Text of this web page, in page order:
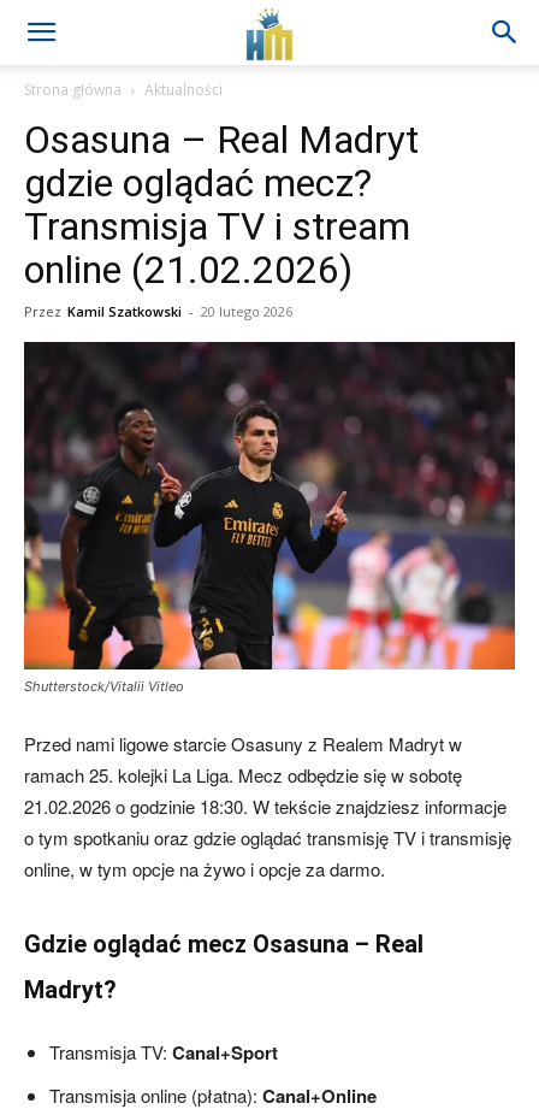
Strona główna Aktualności
Osasuna – Real Madryt
gdzie oglądać mecz?
Transmisja TV i stream
online (21.02.2026)
Przez Kamil Szatkowski - 20 lutego 2026
Shutterstock/Vitalii Vitleo
Przed nami ligowe starcie Osasuny z Realem Madryt w
ramach 25. kolejki La Liga. Mecz odbędzie się w sobotę
21.02.2026 o godzinie 18:30. W tekście znajdziesz informacje
o tym spotkaniu oraz gdzie oglądać transmisję TV i transmisję
online, w tym opcje na żywo i opcje za darmo.
Gdzie oglądać mecz Osasuna – Real
Madryt?
Transmisja TV: Canal+Sport
Transmisja online (płatna): Canal+Online